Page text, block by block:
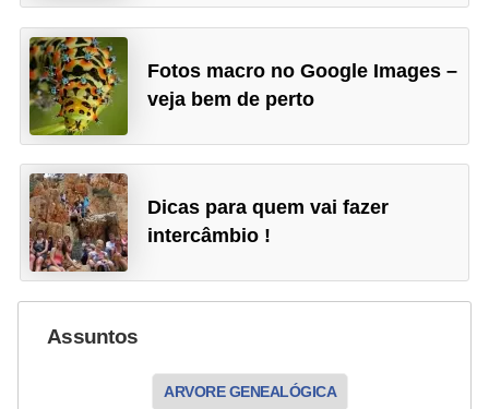
Fotos macro no Google Images –
veja bem de perto
Dicas para quem vai fazer
intercâmbio !
Assuntos
ARVORE GENEALÓGICA